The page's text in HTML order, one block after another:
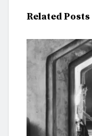
RelatedPosts